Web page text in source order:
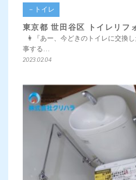
－トイレ
東京都 世田谷区 トイレリフ
👩『あー、今どきのトイレに交換
事する…
2023.02.04